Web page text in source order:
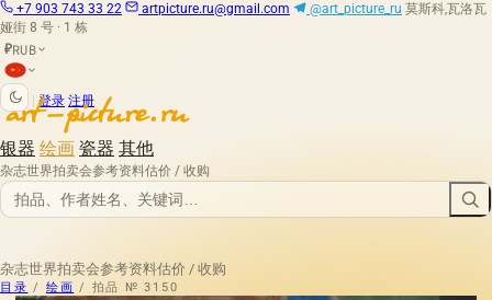
+7 903 743 33 22 artpicture.ru@gmail.com @art_picture_ru 莫斯科,瓦洛瓦
娅街 8 号 · 1 栋
₽RUB
登录 注册
银器 绘画 瓷器 其他
杂志世界拍卖会参考资料估价 / 收购
杂志世界拍卖会参考资料估价 / 收购
目录 / 绘画 / 拍品 № 3150